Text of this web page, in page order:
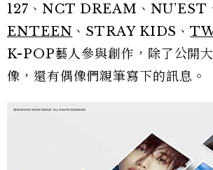
127、NCT DREAM、NU’EST
ENTEEN 、STRAY KIDS、
K-POP藝人參與創作，除了公開
像，還有偶像們親筆寫下的訊息。